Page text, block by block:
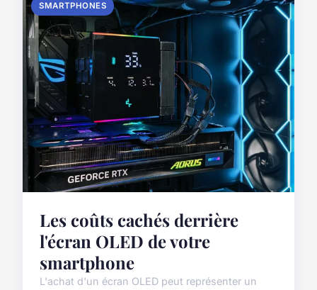
SMARTPHONES
Les coûts cachés derrière
l'écran OLED de votre
smartphone
L'achat d'un écran OLED peut représenter un